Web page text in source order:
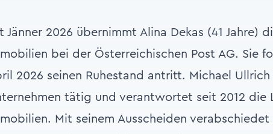
Jänner 2026 übernimmt Alina Dekas (41 Jahre)
bei der Österreichischen Post AG. Sie
2026 seinen Ruhestand antritt. Michael
tätig und verantwortet seit 2012 die
Mit seinem Ausscheiden